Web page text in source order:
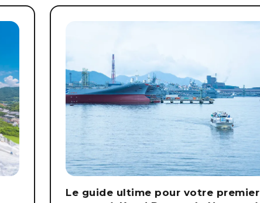
Le guide ultime pour votre premier